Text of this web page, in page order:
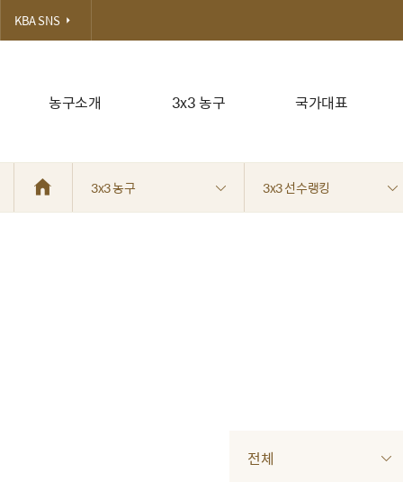
농구소개 3x3 농구 국가대표
KBA SNS
3x3 농구 3x3 선수랭킹
전체